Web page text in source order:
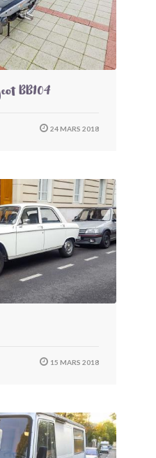
BB104
24 MARS 2018
15 MARS 2018